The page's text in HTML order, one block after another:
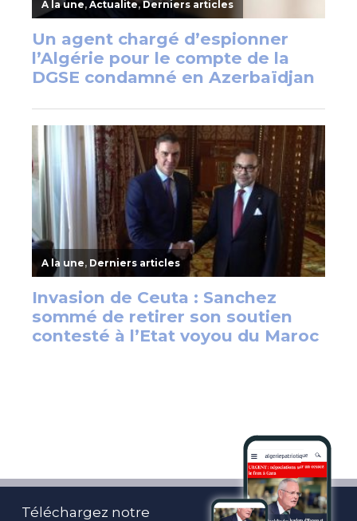
Téléchargez notre